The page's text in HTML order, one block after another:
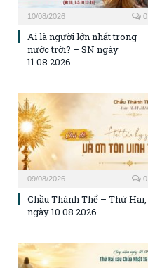
10/08/2026 0
Ai là người lớn nhất trong
nước trời? – SN ngày
11.08.2026
09/08/2026 0
Chầu Thánh Thể – Thứ Hai,
ngày 10.08.2026